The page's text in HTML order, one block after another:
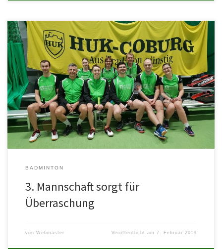
Waldsee III durfte am vergangenen Montag hoch motiviert den
Tabellen Zweiten aus Bad Dürkheim in heimischer Halle
willkommen heißen. In […]
BADMINTON
3. Mannschaft sorgt für
Überraschung
von Webmaster Veröffentlicht am7. Februar 2019